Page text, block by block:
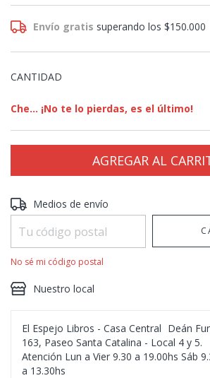
Envío gratis superando los$150.000
CANTIDAD
Che... ¡No te lo pierdas, es el último!
Entregas para el CP:
Medios de envío
No sé mi código postal
Nuestro local
El Espejo Libros - Casa Central Deán
163, Paseo Santa Catalina - Local 4 y 5.
Atención Lun a Vier 9.30 a 19.00hs Sáb
a 13.30hs